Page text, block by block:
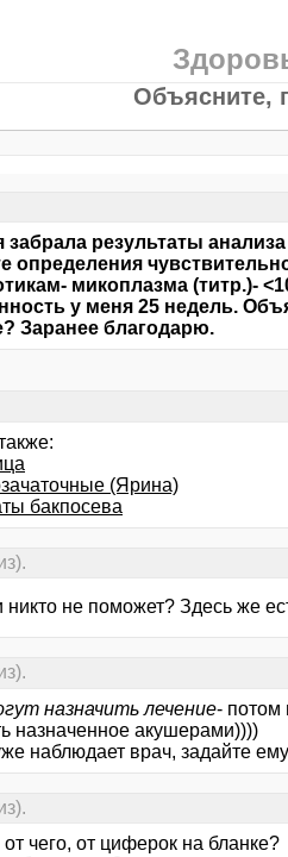
Объясните,
забрала результаты
определения
микоплазма (титр.)-
у меня 25 недель.
Заранее благодарю.
(Ярина)
бакпосева
никто не поможет? Здесь же
назначить лечение- потом
назначенное акушерами))))
наблюдает врач, задайте
чего, от циферок на бланке?